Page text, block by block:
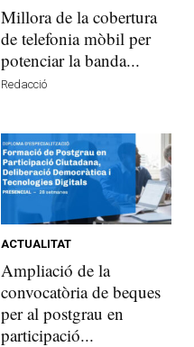
Millora de la cobertura
de telefonia mòbil per
potenciar la banda...
Redacció
ACTUALITAT
Ampliació de la
convocatòria de beques
per al postgrau en
participació...